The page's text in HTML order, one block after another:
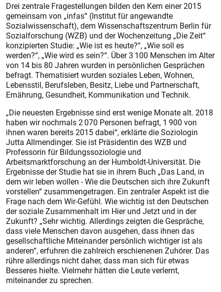
Drei zentrale Fragestellungen bilden den Kern einer 2015
gemeinsam von „infas“ (Institut für angewandte
Sozialwissenschaft), dem Wissenschaftszentrum Berlin für
Sozialforschung (WZB) und der Wochenzeitung „Die Zeit“
konzipierten Studie: „Wie ist es heute?“, „Wie soll es
werden?“, „Wie wird es sein?“. Über 3 100 Menschen im Alter
von 14 bis 80 Jahren wurden in persönlichen Gesprächen
befragt. Thematisiert wurden soziales Leben, Wohnen,
Lebensstil, Berufsleben, Besitz, Liebe und Partnerschaft,
Ernährung, Gesundheit, Kommunikation und Technik.
„Die neuesten Ergebnisse sind erst wenige Monate alt. 2018
haben wir nochmals 2 070 Personen befragt, 1 900 von
ihnen waren bereits 2015 dabei“, erklärte die Soziologin
Jutta Allmendinger. Sie ist Präsidentin des WZB und
Professorin für Bildungssoziologie und
Arbeitsmarktforschung an der Humboldt-Universität. Die
Ergebnisse der Studie hat sie in ihrem Buch „Das Land, in
dem wir leben wollen - Wie die Deutschen sich ihre Zukunft
vorstellen“ zusammengetragen. Ein zentraler Aspekt ist die
Frage nach dem Wir-Gefühl. Wie wichtig ist den Deutschen
der soziale Zusammenhalt im Hier und Jetzt und in der
Zukunft? „Sehr wichtig. Allerdings zeigten die Gespräche,
dass viele Menschen davon ausgehen, dass ihnen das
gesellschaftliche Miteinander persönlich wichtiger ist als
anderen“, erfuhren die zahlreich erschienenen Zuhörer. Das
rühre allerdings nicht daher, dass man sich für etwas
Besseres hielte. Vielmehr hätten die Leute verlernt,
miteinander zu sprechen.